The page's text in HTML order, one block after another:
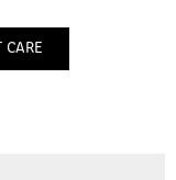
CARE